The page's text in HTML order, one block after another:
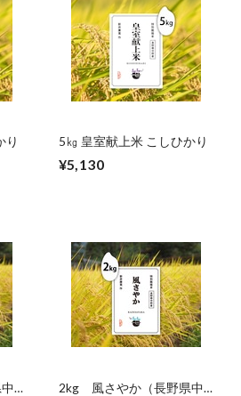
り 5㎏ 皇室献上米 こしひかり
¥5,130
2kg 風さやか（長野県中